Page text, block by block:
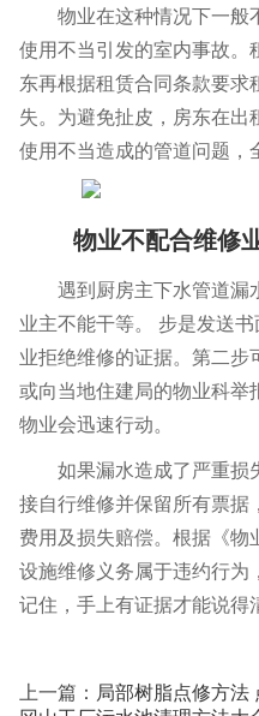
物业在这种情况下一般
使用不当引发的室内事故
东再根据租赁合同条款要
失。为避免扯皮，房东在出
使用不当造成的管道问题，
物业不配合维修
遇到厨房主下水管道漏
业主不能干等。 步是发送
业拒绝维修的证据。第二步
或向当地住建局的物业科
物业会迅速行动。
如果漏水造成了严重损
接自行维修并保留所有票据
费用及损失赔偿。根据《
设施维修义务属于违约行为
记住，手上有证据才能说得
上一篇： 局部树脂点修方法